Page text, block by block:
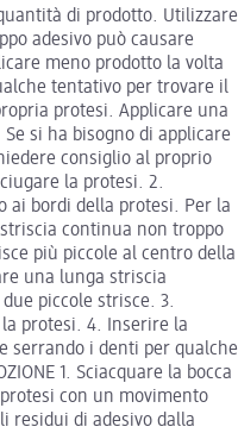
di prodotto. Utilizzare
adesivo può causare
meno prodotto la volta
tentativo per trovare il
protesi. Applicare una
si ha bisogno di applicare
consiglio al proprio
la protesi. 2.
ai bordi della protesi. Per la
continua non troppo
più piccole al centro della
una lunga striscia
piccole strisce. 3.
protesi. 4. Inserire la
serrando i denti per qualche
1. Sciacquare la bocca
con un movimento
residui di adesivo dalla